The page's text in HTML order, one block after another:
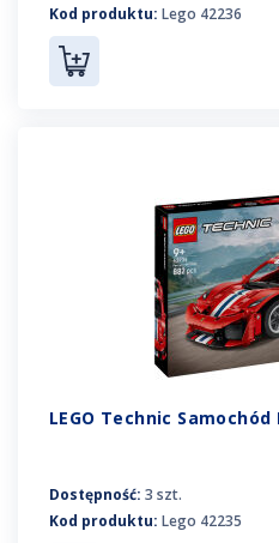
Kod produktu: Lego 42236
LEGO Technic
Dostępność: 3 szt.
Kod produktu: Lego 42235